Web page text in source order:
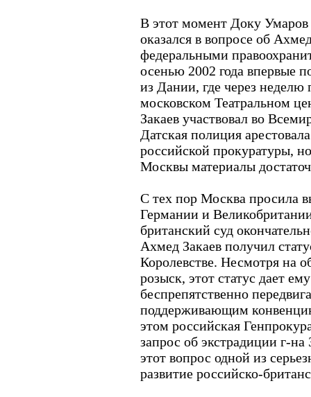
В этот момент Доку
оказался в вопросе об
федеральными
осенью 2002 года впервые
из Дании, где через неделю
московском Театральном
Закаев участвовал во
Датская полиция
российской прокуратуры,
Москвы материалы
С тех пор Москва просила
Германии и
британский суд
Ахмед Закаев получил
Королевстве. Несмотря на
розыск, этот статус дает
беспрепятственно
поддерживающим
этом российская
запрос об экстрадиции г-
этот вопрос одной из
развитие российско-